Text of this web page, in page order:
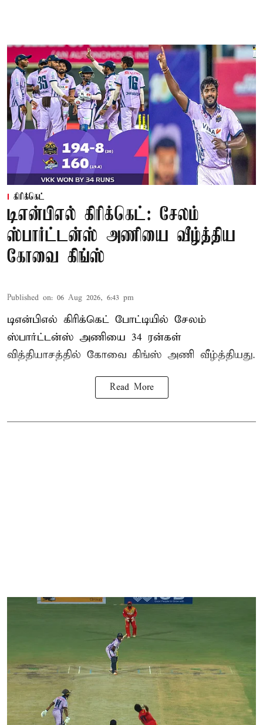
கிரிக்கெட்
டிஎன்பிஎல் கிரிக்கெட்: சேலம்
ஸ்பார்ட்டன்ஸ் அணியை வீழ்த்திய
கோவை கிங்ஸ்
Published on: 06 Aug 2026, 6:43 pm
டிஎன்பிஎல் கிரிக்கெட் போட்டியில் சேலம்
ஸ்பார்ட்டன்ஸ் அணியை 34 ரன்கள்
வித்தியாசத்தில் கோவை கிங்ஸ் அணி வீழ்த்தியது.
Read More